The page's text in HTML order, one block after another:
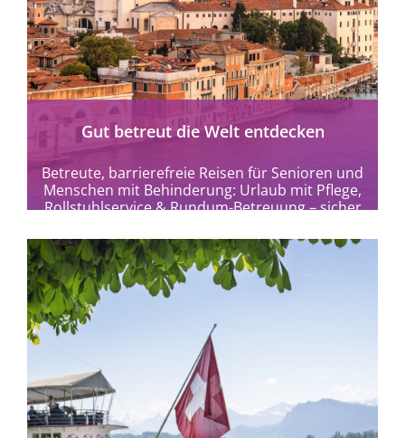
Gut betreut die Welt entdecken
Betreute, barrierefreie Reisen für Senioren und
Menschen mit Behinderung: Urlaub mit Pflege,
Rollstuhlservice & Rundum-Betreuung – sicher